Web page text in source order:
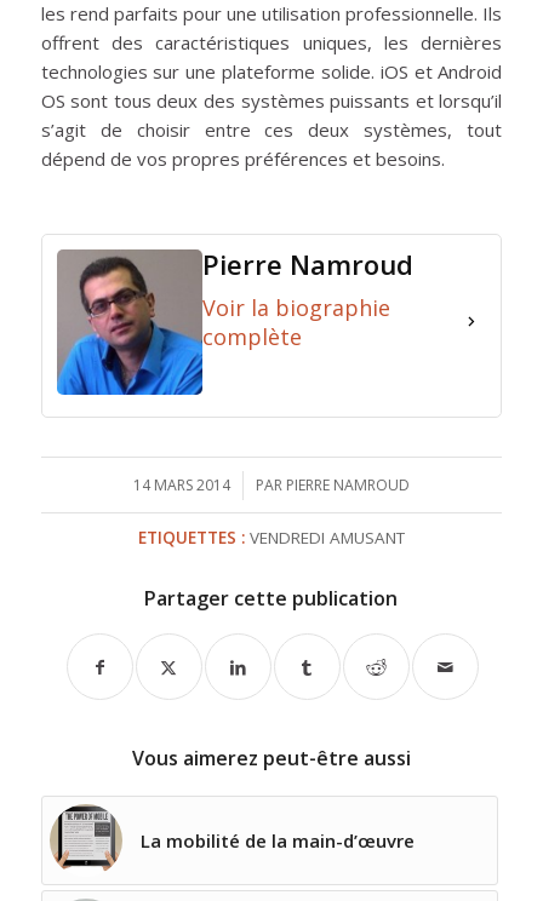
les rend parfaits pour une utilisation professionnelle. Ils
offrent des caractéristiques uniques, les dernières
technologies sur une plateforme solide. iOS et Android
OS sont tous deux des systèmes puissants et lorsqu’il
s’agit de choisir entre ces deux systèmes, tout
dépend de vos propres préférences et besoins.
Pierre Namroud
Voir la biographie
complète
14 MARS 2014
/ PAR PIERRE NAMROUD
ETIQUETTES : VENDREDI AMUSANT
Partager cette publication
Vous aimerez peut-être aussi
La mobilité de la main-d’œuvre